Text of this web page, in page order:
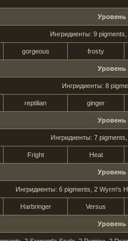
Уровень
Ингридиенты: 9
gorgeous frosty
Уровень
Ингридиенты: 8
reptilian ginger
Уровень
Ингридиенты: 7
Fright Heat
Уровень
Ингридиенты: 6 pigments, 2 Wyrm's
Harbringer Versus
Уровень